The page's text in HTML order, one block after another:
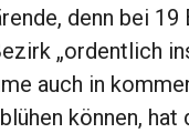
denn bei 19
„ordentlich
auch in
können, hat